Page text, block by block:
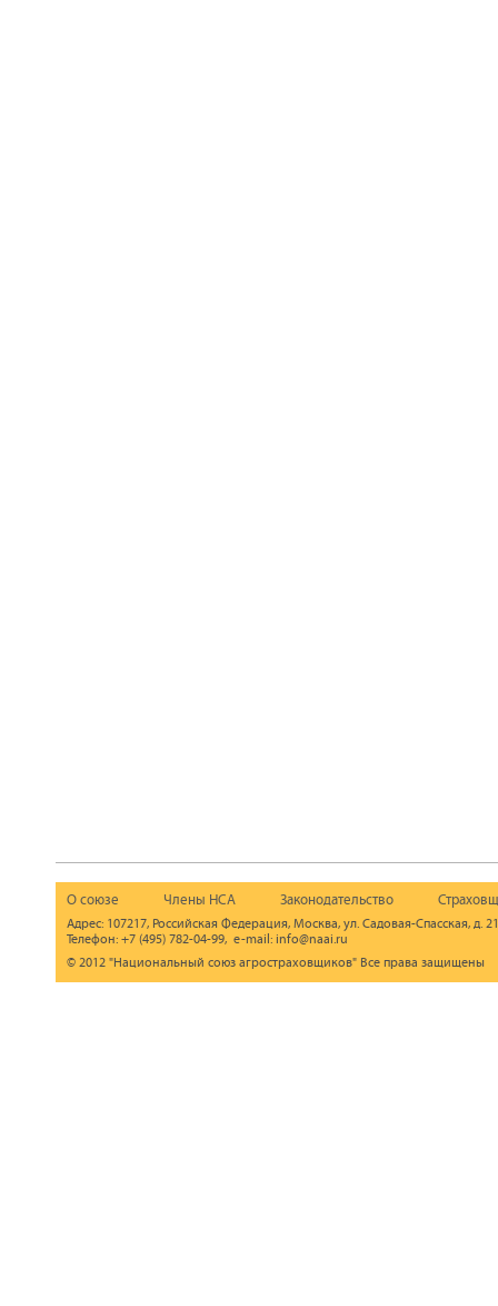
О союзе Члены НСА Законодательство
Адрес: 107217, Российская Федерация, Москва, ул. Садовая-Спасская, д.
Телефон: +7 (495) 782-04-99, e-mail: info@naai.ru
© 2012 "Национальный союз агростраховщиков" Все права защищены